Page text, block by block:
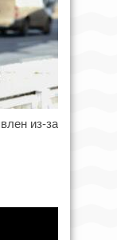
из-за